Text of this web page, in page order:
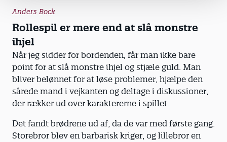
Anders Bock
Rollespil er mere end at slå monstre
ihjel
Når jeg sidder for bordenden, får man ikke bare
point for at slå monstre ihjel og stjæle guld. Man
bliver belønnet for at løse problemer, hjælpe den
sårede mand i vejkanten og deltage i diskussioner,
der rækker ud over karaktererne i spillet.
Det fandt brødrene ud af, da de var med første gang.
Storebror blev en barbarisk kriger, og lillebror en